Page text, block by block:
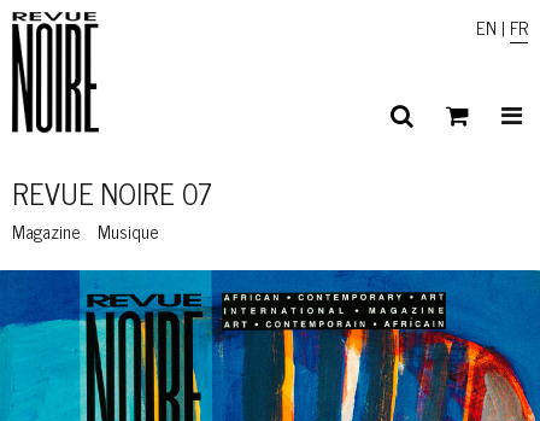
EN | FR
REVUE NOIRE 07
Magazine Musique